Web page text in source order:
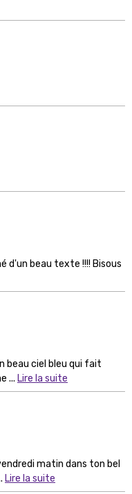
d'un beau texte !!!! Bisous
beau ciel bleu qui fait
... Lire la suite
matin dans ton bel
Lire la suite